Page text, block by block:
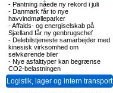
- Pantning nåede ny rekord i juli
- Danmark får to nye
havvindmølleparker
-Affalds- og energiselskab på
Sjælland får ny genbrugschef
- Delebilstjeneste samarbejder med
kinesisk virksomhed om
selvkørende biler
- Nye asfalttyper kan begrænse
CO2-belastningen
Logistik, lager og intern transport